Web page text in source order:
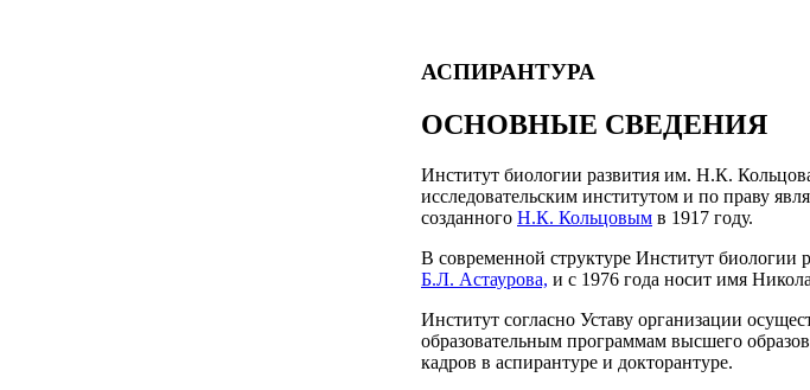
АСПИРАНТУРА
ОСНОВНЫЕ СВЕДЕНИЯ
Институт биологии развития им. Н.К.
исследовательским институтом и по праву
созданного Н.К. Кольцовым в 1917 году.
В современной структуре Институт биологии
Б.Л. Астаурова, и с 1976 года носит имя
Институт согласно Уставу организации
образовательным программам высшего
кадров в аспирантуре и докторантуре.